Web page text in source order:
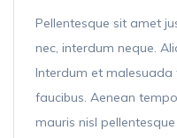
Pellentesque sit amet
nec, interdum neque.
Interdum et
faucibus. Aenean
mauris nisl